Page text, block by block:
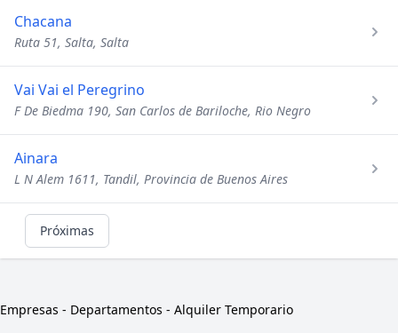
Chacana
Ruta 51, Salta, Salta
Vai Vai el Peregrino
F De Biedma 190, San Carlos de Bariloche, Rio Negro
Ainara
L N Alem 1611, Tandil, Provincia de Buenos Aires
Próximas
Empresas - Departamentos - Alquiler Temporario